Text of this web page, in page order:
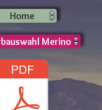
Home
Merino